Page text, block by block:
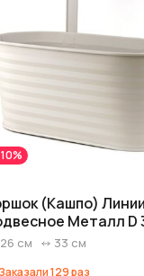
(Кашпо) Линии
Металл D
см H 14/26 см
26 см 33 см
Заказали129раз